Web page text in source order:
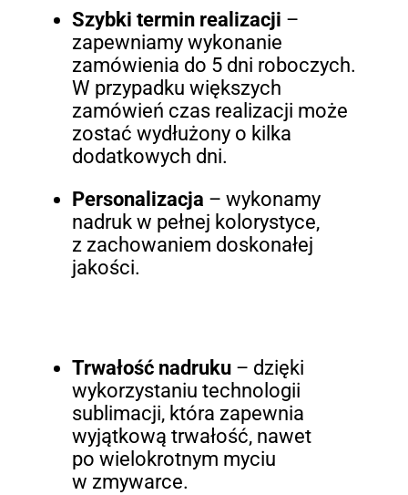
Szybki termin realizacji –
zapewniamy wykonanie
zamówienia do 5 dni roboczych.
W przypadku większych
zamówień czas realizacji może
zostać wydłużony o kilka
dodatkowych dni.
Personalizacja – wykonamy
nadruk w pełnej kolorystyce,
z zachowaniem doskonałej
jakości.
Trwałość nadruku– dzięki
wykorzystaniu technologii
sublimacji, która zapewnia
wyjątkową trwałość, nawet
po wielokrotnym myciu
w zmywarce.